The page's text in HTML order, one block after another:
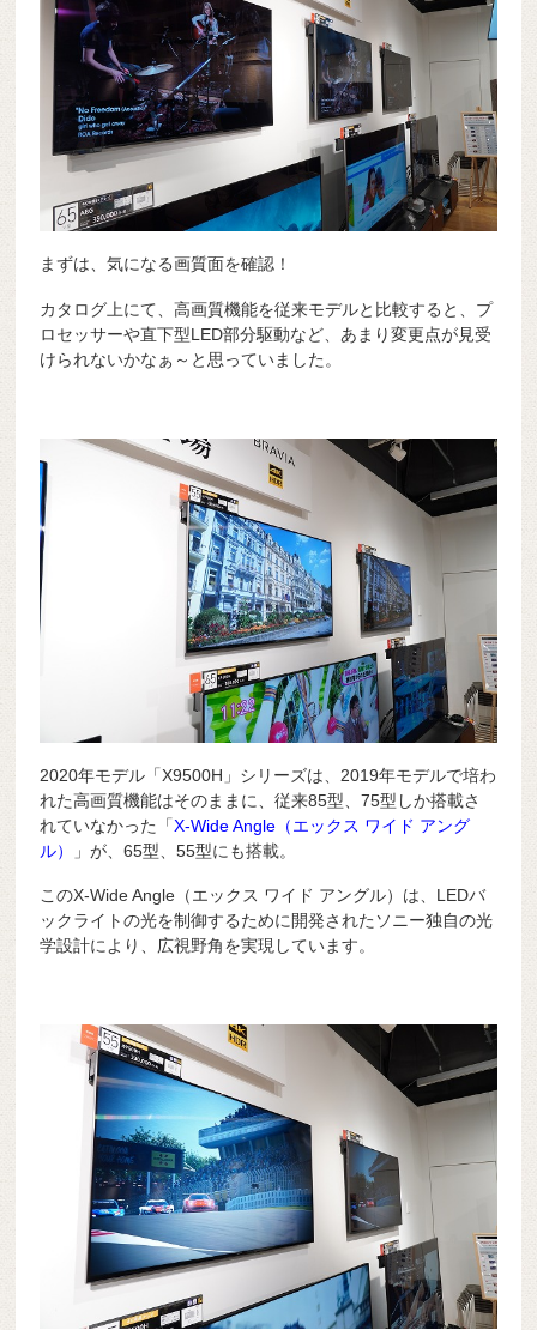
まずは、気になる画質面を確認！
カタログ上にて、高画質機能を従来モデルと比較すると、プ
ロセッサーや直下型LED部分駆動など、あまり変更点が見受
けられないかなぁ～と思っていました。
2020年モデル「X9500H」シリーズは、2019年モデルで培わ
れた高画質機能はそのままに、従来85型、75型しか搭載さ
れていなかった「X-Wide Angle（エックス ワイド アング
ル）
」が、65型、55型にも搭載。
このX-Wide Angle（エックス ワイド アングル）は、LEDバ
ックライトの光を制御するために開発されたソニー独自の光
学設計により、広視野角を実現しています。